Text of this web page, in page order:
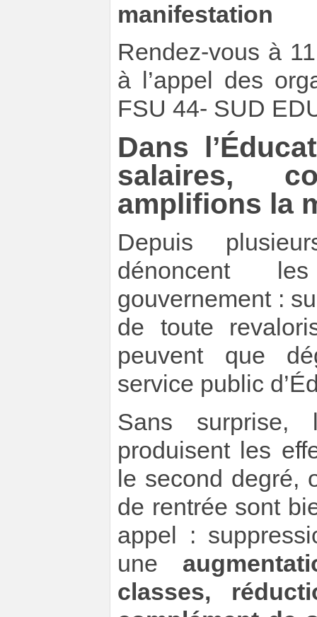
manifestation
Rendez-vous à
à l’appel des
FSU 44- SUD
Dans
salaires,
amplifions la
Depuis
dénoncent
gouvernement :
de toute
peuvent que
service public
Sans surprise,
produisent les
le second degré,
de rentrée sont
appel :
une
classes,